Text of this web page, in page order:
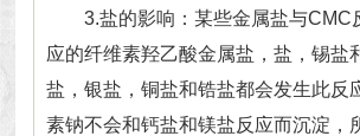
3.盐的影响：某些金属盐与CMC
应的纤维素羟乙酸金属盐，盐，锡盐
盐，银盐，铜盐和锆盐都会发生此反
素钠不会和钙盐和镁盐反应而沉淀，